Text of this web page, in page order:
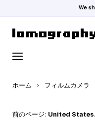
We
ホーム › フィルムカメラ
前のページ: United States